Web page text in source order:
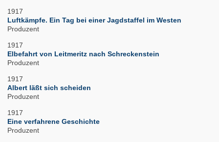
1917
Luftkämpfe. Ein Tag bei einer Jagdstaffel im Westen
Produzent
1917
Elbefahrt von Leitmeritz nach Schreckenstein
Produzent
1917
Albert läßt sich scheiden
Produzent
1917
Eine verfahrene Geschichte
Produzent